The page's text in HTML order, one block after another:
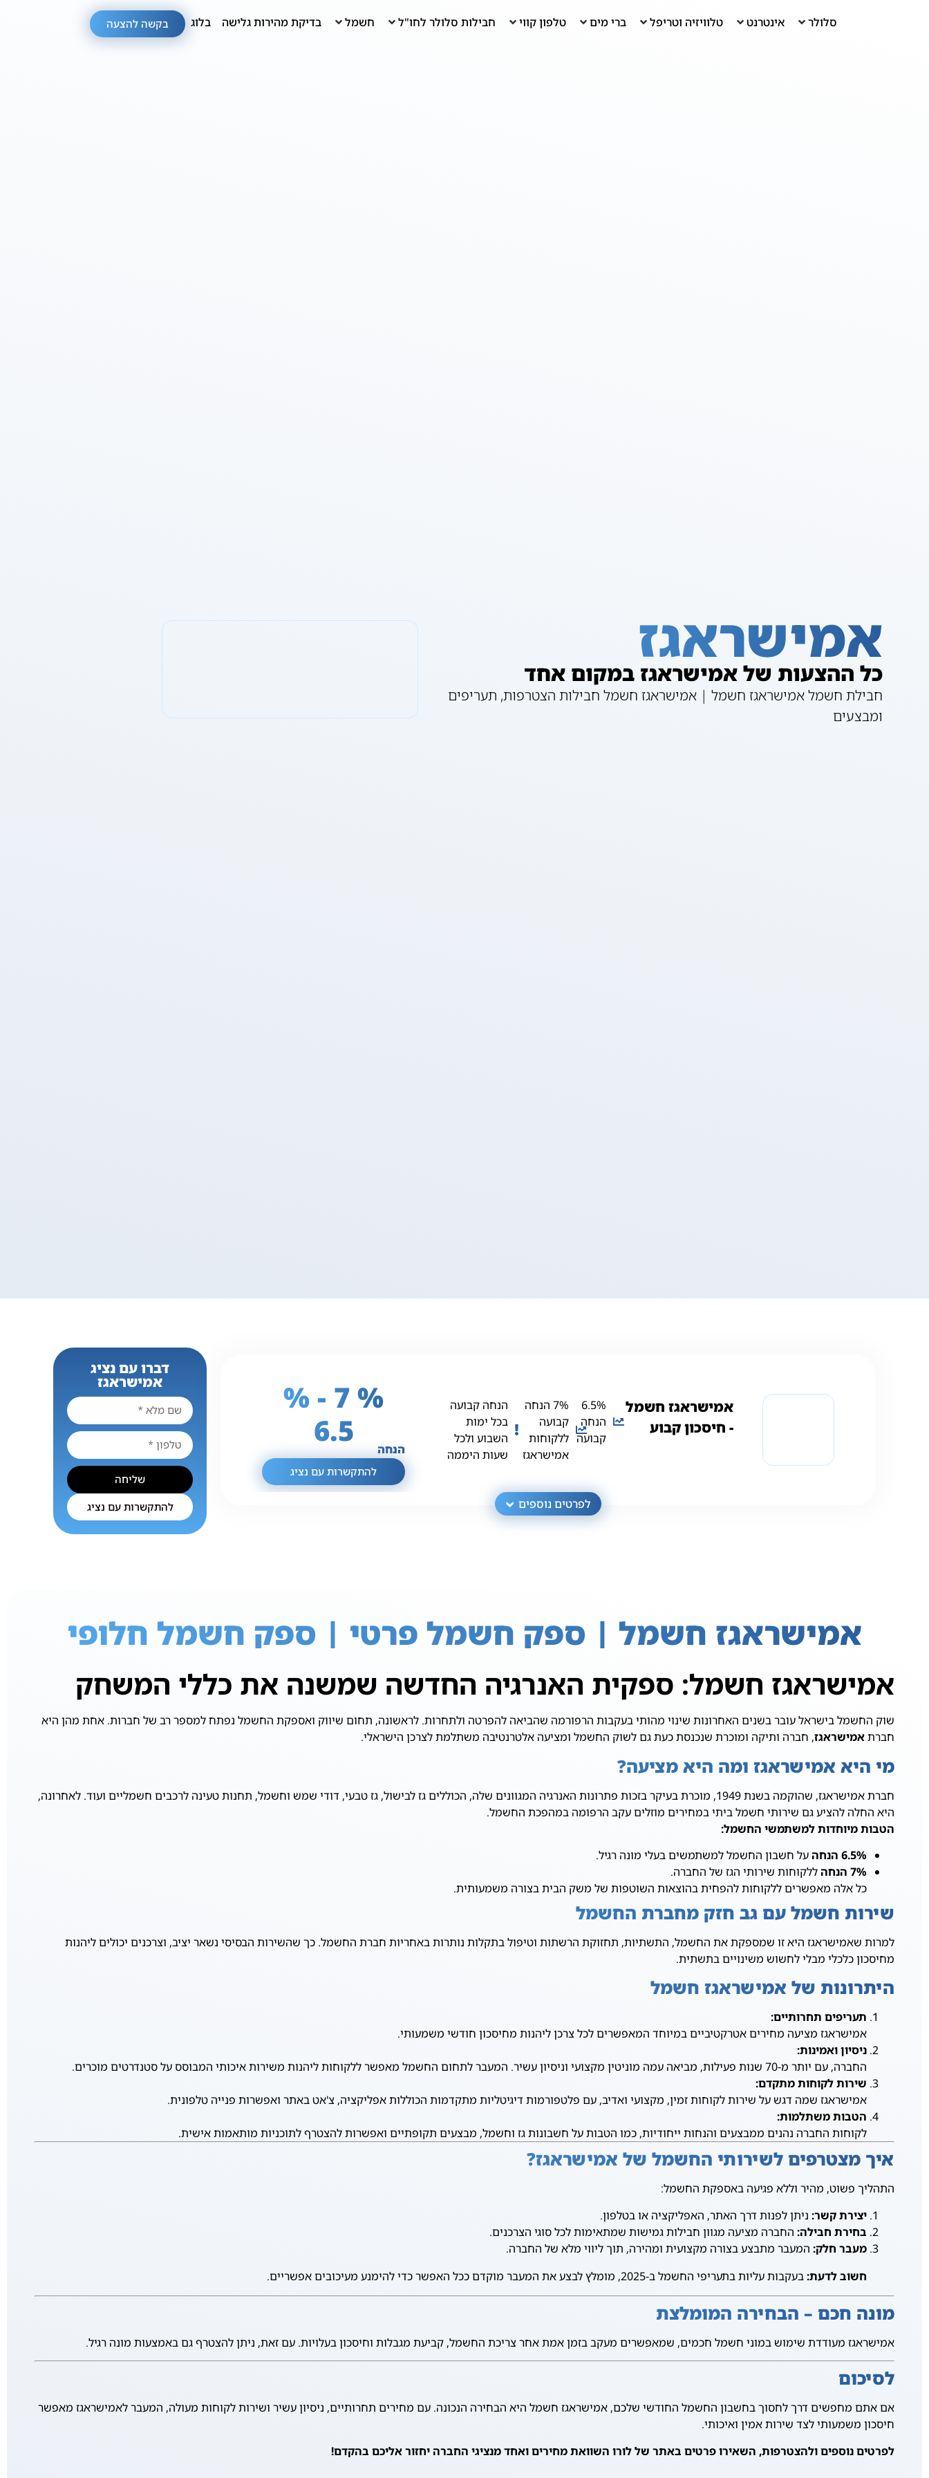
סלולר אינטרנט טלוויזיה וטריפל ברי מים טלפון קווי חבילות סלולר לחו"ל חשמל בדיקת מהירות גלישה בלוג בקשה להצעה
אמישראגז
כל ההצעות של אמישראגז במקום אחד
חבילת חשמל אמישראגז חשמל | אמישראגז חשמל חבילות הצטרפות, תעריפים
ומבצעים
דברו עם נציג
אמישראגז
שליחה
להתקשרות עם נציג
אמישראגז חשמל
‏- ‏חיסכון קבוע
6.5%
הנחה
קבועה
7% הנחה
קבועה
ללקוחות
אמישראגז
הנחה קבועה
בכל ימות
השבוע ולכל
שעות היממה
% 7 - %
6.5
הנחה
להתקשרות עם נציג
לפרטים נוספים
אמישראגז חשמל | ספק חשמל פרטי | ספק חשמל חלופי
אמישראגז חשמל: ספקית האנרגיה החדשה שמשנה את כללי המשחק
שוק החשמל בישראל עובר בשנים האחרונות שינוי מהותי בעקבות הרפורמה שהביאה להפרטה ולתחרות. לראשונה, תחום שיווק ואספקת החשמל נפתח למספר רב של חברות. אחת מהן היא
חברתאמישראגז, חברה ותיקה ומוכרת שנכנסת כעת גם לשוק החשמל ומציעה אלטרנטיבה משתלמת לצרכן הישראלי.
מי היא אמישראגז ומה היא מציעה?
חברת אמישראגז, שהוקמה בשנת 1949, מוכרת בעיקר בזכות פתרונות האנרגיה המגוונים שלה, הכוללים גז לבישול, גז טבעי, דודי שמש וחשמל, תחנות טעינה לרכבים חשמליים ועוד. לאחרונה,
היא החלה להציע גם שירותי חשמל ביתי במחירים מוזלים עקב הרפומה במהפכת החשמל.
הטבות מיוחדות למשתמשי החשמל:
6.5% הנחה
על חשבון החשמל למשתמשים בעלי מונה רגיל.
7% הנחה
ללקוחות שירותי הגז של החברה.
כל אלה מאפשרים ללקוחות להפחית בהוצאות השוטפות של משק הבית בצורה משמעותית.
שירות חשמל עם גב חזק מחברת החשמל
למרות שאמישראגז היא זו שמספקת את החשמל, התשתיות, תחזוקת הרשתות וטיפול בתקלות נותרות באחריות חברת החשמל. כך שהשירות הבסיסי נשאר יציב, וצרכנים יכולים ליהנות
מחיסכון כלכלי מבלי לחשוש משינויים בתשתית.
היתרונות של אמישראגז חשמל
תעריפים תחרותיים:
אמישראגז מציעה מחירים אטרקטיביים במיוחד המאפשרים לכל צרכן ליהנות מחיסכון חודשי משמעותי.
ניסיון ואמינות:
החברה, עם יותר מ-70 שנות פעילות, מביאה עמה מוניטין מקצועי וניסיון עשיר. המעבר לתחום החשמל מאפשר ללקוחות ליהנות משירות איכותי המבוסס על סטנדרטים מוכרים.
שירות לקוחות מתקדם:
אמישראגז שמה דגש על שירות לקוחות זמין, מקצועי ואדיב, עם פלטפורמות דיגיטליות מתקדמות הכוללות אפליקציה, צ'אט באתר ואפשרות פנייה טלפונית.
הטבות משתלמות:
לקוחות החברה נהנים ממבצעים והנחות ייחודיות, כמו הטבות על חשבונות גז וחשמל, מבצעים תקופתיים ואפשרות להצטרף לתוכניות מותאמות אישית.
איך מצטרפים לשירותי החשמל של אמישראגז?
התהליך פשוט, מהיר וללא פגיעה באספקת החשמל:
יצירת קשר: ניתן לפנות דרך האתר, האפליקציה או בטלפון.
בחירת חבילה: החברה מציעה מגוון חבילות גמישות שמתאימות לכל סוגי הצרכנים.
מעבר חלק: המעבר מתבצע בצורה מקצועית ומהירה, תוך ליווי מלא של החברה.
חשוב לדעת:בעקבות עליות בתעריפי החשמל ב-2025, מומלץ לבצע את המעבר מוקדם ככל האפשר כדי להימנע מעיכובים אפשריים.
מונה חכם – הבחירה המומלצת
אמישראגז מעודדת שימוש במוני חשמל חכמים, שמאפשרים מעקב בזמן אמת אחר צריכת החשמל, קביעת מגבלות וחיסכון בעלויות. עם זאת, ניתן להצטרף גם באמצעות מונה רגיל.
לסיכום
אם אתם מחפשים דרך לחסוך בחשבון החשמל החודשי שלכם, אמישראגז חשמל היא הבחירה הנכונה. עם מחירים תחרותיים, ניסיון עשיר ושירות לקוחות מעולה, המעבר לאמישראגז מאפשר
חיסכון משמעותי לצד שירות אמין ואיכותי.
לפרטים נוספים ולהצטרפות, השאירו פרטים באתר של לורו השוואת מחירים ואחד מנציגי החברה יחזור אליכם בהקדם!